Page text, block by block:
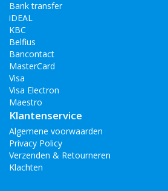
Bank transfer
iDEAL
KBC
Belfius
Bancontact
MasterCard
Visa
Visa Electron
Maestro
Klantenservice
Algemene voorwaarden
Privacy Policy
Verzenden & Retourneren
Klachten